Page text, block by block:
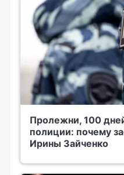
Пролежни, 100
полиции: почему
Ирины Зайченко